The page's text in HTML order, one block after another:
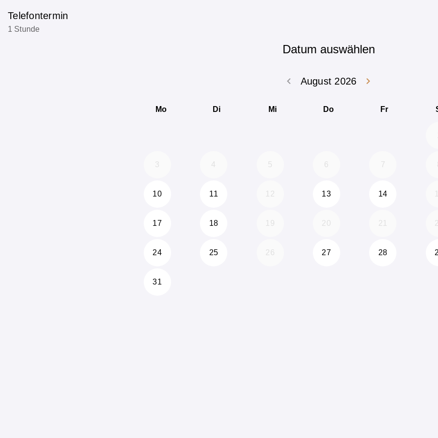
Telefontermin
1 Stunde
Datum auswählen
August 2026
keyboard_arrow_left
keyboard_arrow_right
Mo Di Mi Do Fr
3 4 5 6 7
10 11 12 13 14
17 18 19 20 21
24 25 26 27 28
31